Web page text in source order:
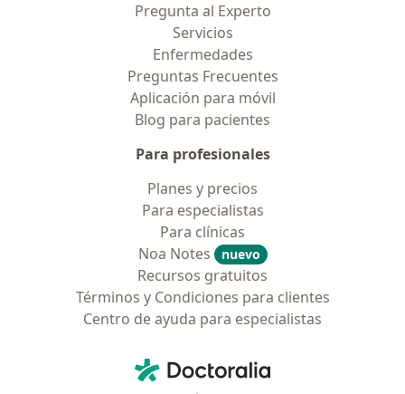
Pregunta al Experto
Servicios
Enfermedades
Preguntas Frecuentes
Aplicación para móvil
Blog para pacientes
Para profesionales
Planes y precios
Para especialistas
Para clínicas
Noa Notes
nuevo
Recursos gratuitos
Términos y Condiciones para clientes
Centro de ayuda para especialistas
Doctoralia - Página de inicio